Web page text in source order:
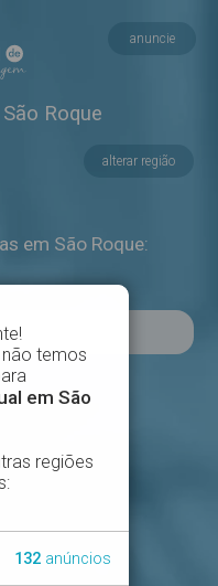
anuncie
Roque
alterar região
em São Roque: